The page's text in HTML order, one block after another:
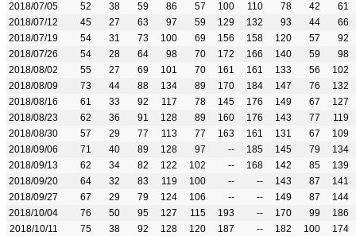
2018/07/05
52 38 59 86 57 100 110 78 42
61
2018/07/12
45 27 63 97 59 129 132 93 44
66
2018/07/19
54 31 73 100 69 156 158 120 57
92
2018/07/26
54 28 64 98 70 172 166 140 59
98
2018/08/02
55 27 69 101 70 161 161 133 56
102
2018/08/09
73 44 88 134 89 170 184 147 76
132
2018/08/16
61 33 92 117 78 145 176 149 67
127
2018/08/23
62 36 91 128 89 160 176 143 77
119
2018/08/30
57 29 77 113 77 163 161 131 67
109
2018/09/06
71 40 89 128 97 -- 185 145 79
134
2018/09/13
62 34 82 122 102 -- 168 142 85
139
2018/09/20
64 32 83 119 100 -- -- 143 87
141
2018/09/27
67 29 79 124 106 -- -- 149 87
144
2018/10/04
76 50 95 127 115 193 -- 170 99
186
2018/10/11
75 38 92 128 120 187 -- 182 100
174